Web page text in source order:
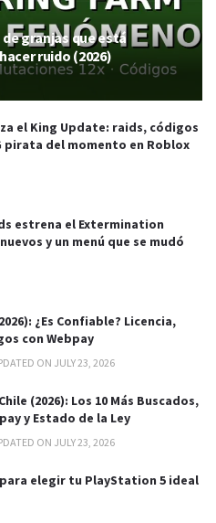
granjas que está
ruido (2026)
el King Update: raids, códigos
pirata del momento en Roblox
estrena el Extermination
y un menú que se mudó
¿Es Confiable? Licencia,
con Webpay
ON JULY 23, 2026
(2026): Los 10 Más Buscados,
y Estado de la Ley
ON JULY 23, 2026
elegir tu PlayStation 5 ideal